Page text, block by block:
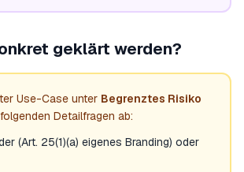
geklärt werden?
Use-Case unter Begrenztes Risiko
Detailfragen ab:
(Art. 25(1)(a) eigenes Branding) oder